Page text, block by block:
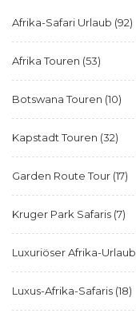
Afrika-Safari Urlaub (92)
Afrika Touren (53)
Botswana Touren (10)
Kapstadt Touren (32)
Garden Route Tour (17)
Kruger Park Safaris (7)
Luxuriöser Afrika-Urlaub
Luxus-Afrika-Safaris (18)